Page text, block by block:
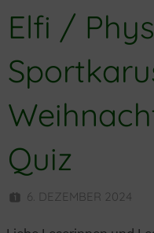
Elfi /
Quiz
6. DEZEMBER 2024